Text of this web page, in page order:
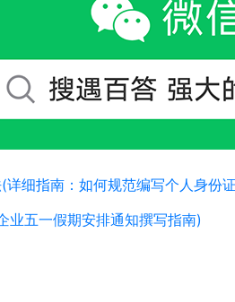
细指南：如何规范编写个人身份
业五一假期安排通知撰写指南)